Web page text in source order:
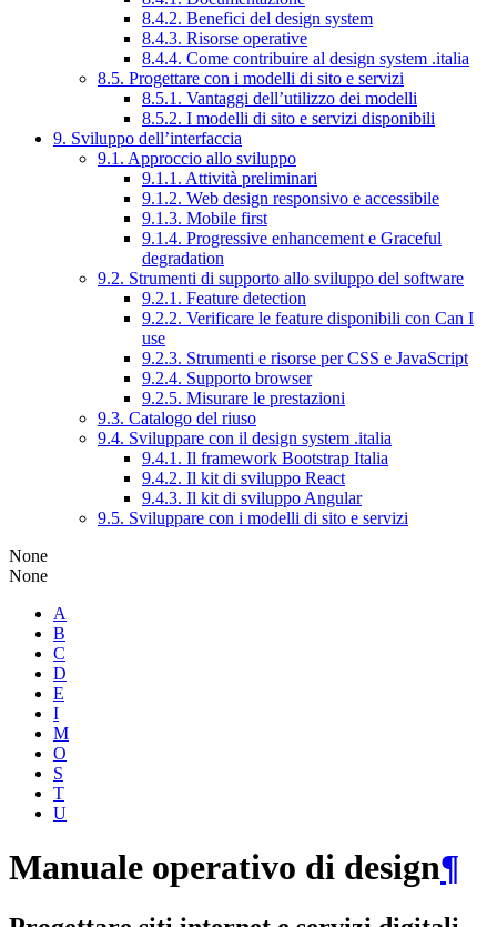
8.4.2. Benefici del design system
8.4.3. Risorse operative
8.4.4. Come contribuire al design system .italia
8.5. Progettare con i modelli di sito e servizi
8.5.1. Vantaggi dell’utilizzo dei modelli
8.5.2. I modelli di sito e servizi disponibili
9. Sviluppo dell’interfaccia
9.1. Approccio allo sviluppo
9.1.1. Attività preliminari
9.1.2. Web design responsivo e accessibile
9.1.3. Mobile first
9.1.4. Progressive enhancement e Graceful
degradation
9.2. Strumenti di supporto allo sviluppo del software
9.2.1. Feature detection
9.2.2. Verificare le feature disponibili con Can I
use
9.2.3. Strumenti e risorse per CSS e JavaScript
9.2.4. Supporto browser
9.2.5. Misurare le prestazioni
9.3. Catalogo del riuso
9.4. Sviluppare con il design system .italia
9.4.1. Il framework Bootstrap Italia
9.4.2. Il kit di sviluppo React
9.4.3. Il kit di sviluppo Angular
9.5. Sviluppare con i modelli di sito e servizi
None
None
A
B
C
D
E
I
M
O
S
T
U
Manuale operativo di design¶